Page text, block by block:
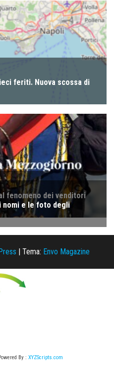
Tema: Envo Magazine
By : XYZScripts.com